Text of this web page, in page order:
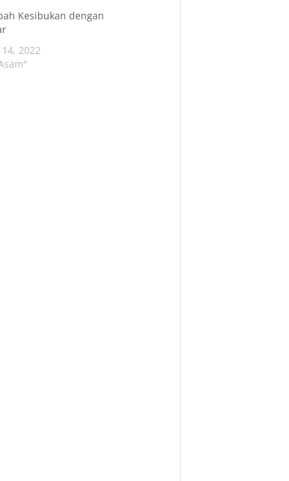
Kesibukan dengan
2022